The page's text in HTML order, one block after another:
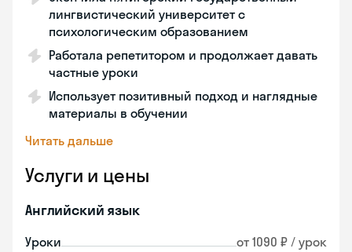
лингвистический университет с
психологическим образованием
Работала репетитором и продолжает давать
частные уроки
Использует позитивный подход и наглядные
материалы в обучении
Читать дальше
Услуги и цены
Английский язык
Уроки от 1090 ₽ / урок